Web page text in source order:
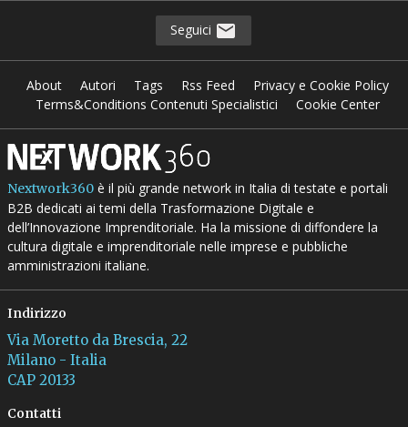
Seguici
About Autori Tags Rss Feed
Privacy e Cookie Policy
Terms&Conditions Contenuti Specialistici
Cookie Center
Nextwork360è il più grande network in Italia di testate e portali
B2B dedicati ai temi della Trasformazione Digitale e
dell’Innovazione Imprenditoriale. Ha la missione di diffondere la
cultura digitale e imprenditoriale nelle imprese e pubbliche
amministrazioni italiane.
Indirizzo
Via Moretto da Brescia, 22
Milano - Italia
CAP 20133
Contatti